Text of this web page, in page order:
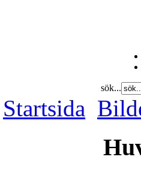
sök...
Startsida